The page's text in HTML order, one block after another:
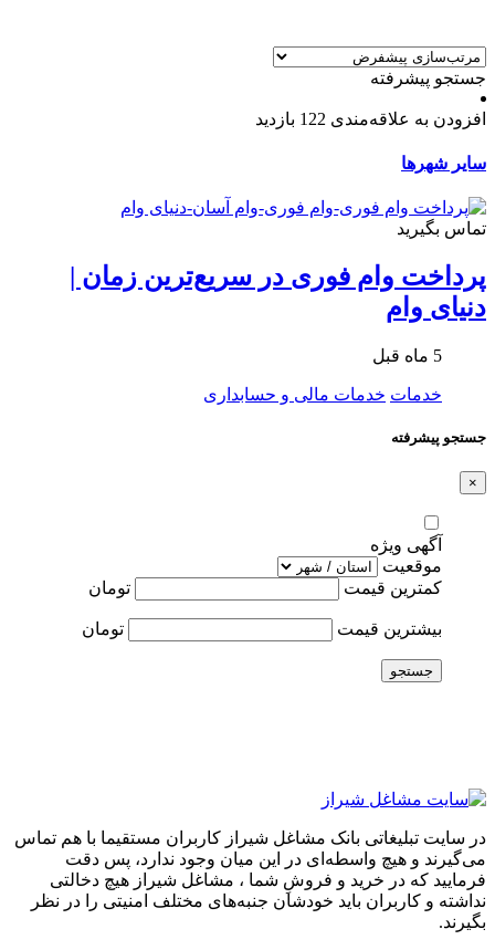
جستجو پیشرفته
افزودن به علاقه‌مندی 122 بازدید
سایر شهرها
تماس بگیرید
پرداخت وام فوری در سریع‌ترین زمان |
دنیای وام
5 ماه قبل
خدمات خدمات مالی و حسابداری
جستجو پیشرفته
×
آگهی ویژه
موقعیت
کمترین قیمت
تومان
بیشترین قیمت تومان
جستجو
در سایت تبلیغاتی بانک مشاغل شیراز کاربران مستقیما با هم تماس
می‌گیرند و هیچ واسطه‌ای در این میان وجود ندارد، پس دقت
فرمایید که در خرید و فروشِ شما ، مشاغل شیراز هیچ دخالتی
نداشته و کاربران باید خودشان جنبه‌های مختلف امنیتی را در نظر
بگیرند.